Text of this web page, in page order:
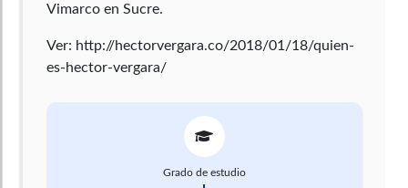
Vimarco en Sucre.
Ver: http://hectorvergara.co/2018/01/18/quien-
es-hector-vergara/
Grado de estudio